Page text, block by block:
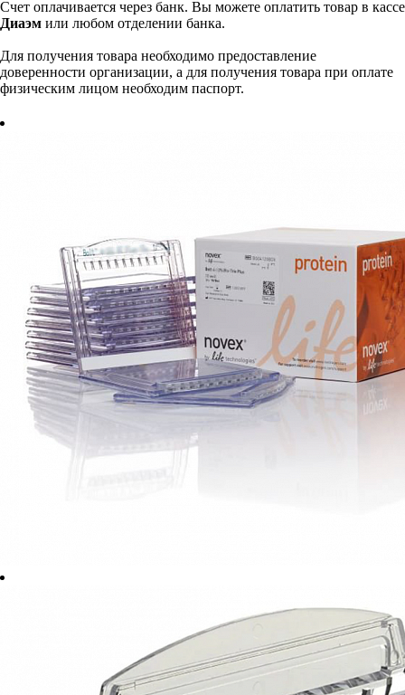
Счет оплачивается через банк. Вы можете оплатить товар в кассе
Диаэм или любом отделении банка.
Для получения товара необходимо предоставление
доверенности организации, а для получения товара при оплате
физическим лицом необходим паспорт.